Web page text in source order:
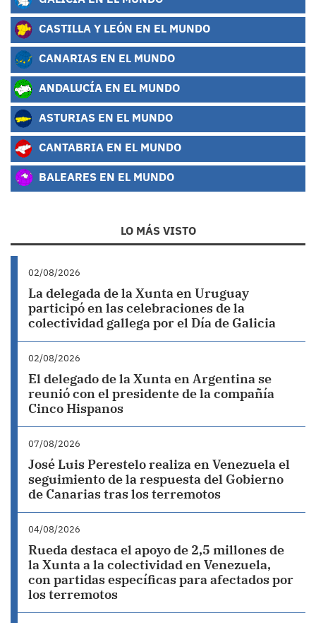
CASTILLA Y LEÓN EN EL MUNDO
CANARIAS EN EL MUNDO
ANDALUCÍA EN EL MUNDO
ASTURIAS EN EL MUNDO
CANTABRIA EN EL MUNDO
BALEARES EN EL MUNDO
LO MÁS VISTO
02/08/2026
La delegada de la Xunta en Uruguay
participó en las celebraciones de la
colectividad gallega por el Día de Galicia
02/08/2026
El delegado de la Xunta en Argentina se
reunió con el presidente de la compañía
Cinco Hispanos
07/08/2026
José Luis Perestelo realiza en Venezuela el
seguimiento de la respuesta del Gobierno
de Canarias tras los terremotos
04/08/2026
Rueda destaca el apoyo de 2,5 millones de
la Xunta a la colectividad en Venezuela,
con partidas específicas para afectados por
los terremotos